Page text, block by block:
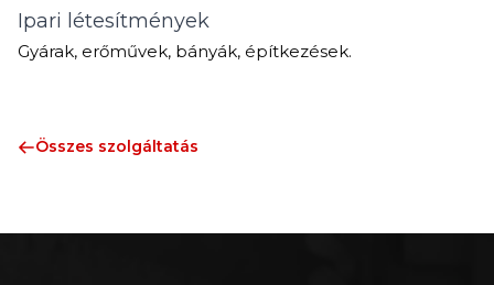
Ipari létesítmények
Gyárak, erőművek, bányák, építkezések.
Összes szolgáltatás